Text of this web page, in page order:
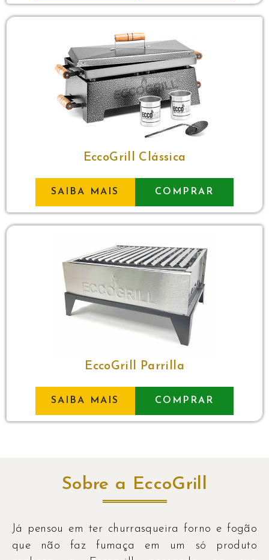
EccoGrill Clássica
SAIBA MAIS COMPRAR
EccoGrill Parrilla
SAIBA MAIS COMPRAR
Sobre a EccoGrill
Já pensou em ter churrasqueira forno e fogão
que não faz fumaça em um só produto